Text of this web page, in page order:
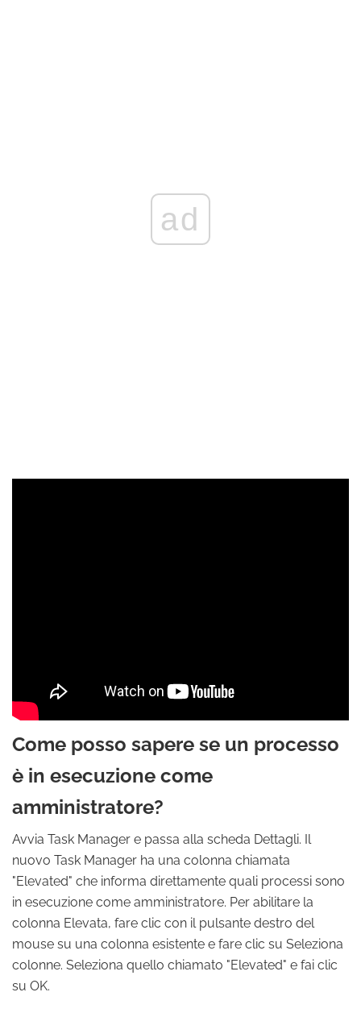
ad
Come posso sapere se un processo
è in esecuzione come
amministratore?
Avvia Task Manager e passa alla scheda Dettagli. Il
nuovo Task Manager ha una colonna chiamata
"Elevated" che informa direttamente quali processi sono
in esecuzione come amministratore. Per abilitare la
colonna Elevata, fare clic con il pulsante destro del
mouse su una colonna esistente e fare clic su Seleziona
colonne. Seleziona quello chiamato "Elevated" e fai clic
su OK.